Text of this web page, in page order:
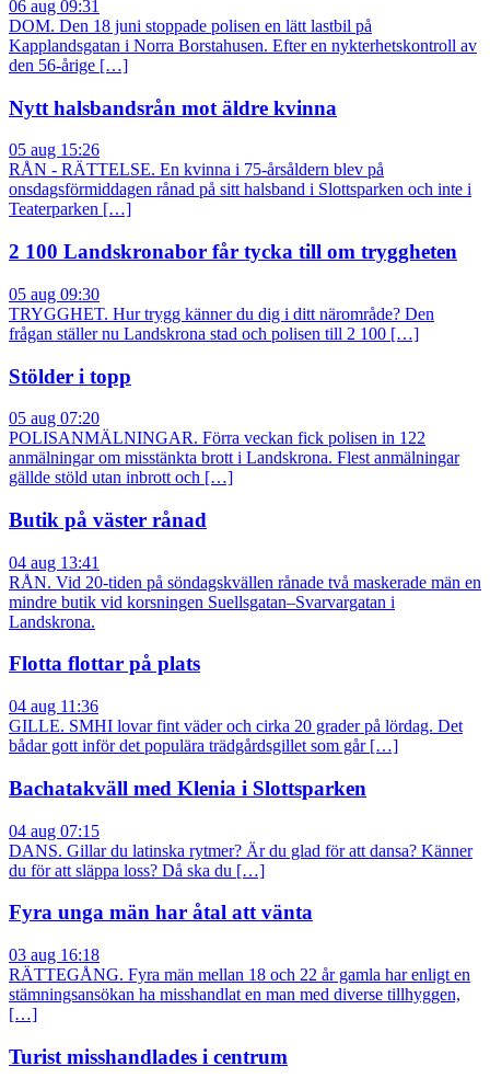
06 aug 09:31
DOM. Den 18 juni stoppade polisen en lätt lastbil på
Kapplandsgatan i Norra Borstahusen. Efter en nykterhetskontroll av
den 56-årige […]
Nytt halsbandsrån mot äldre kvinna
05 aug 15:26
RÅN - RÄTTELSE. En kvinna i 75-årsåldern blev på
onsdagsförmiddagen rånad på sitt halsband i Slottsparken och inte i
Teaterparken […]
2 100 Landskronabor får tycka till om tryggheten
05 aug 09:30
TRYGGHET. Hur trygg känner du dig i ditt närområde? Den
frågan ställer nu Landskrona stad och polisen till 2 100 […]
Stölder i topp
05 aug 07:20
POLISANMÄLNINGAR. Förra veckan fick polisen in 122
anmälningar om misstänkta brott i Landskrona. Flest anmälningar
gällde stöld utan inbrott och […]
Butik på väster rånad
04 aug 13:41
RÅN. Vid 20-tiden på söndagskvällen rånade två maskerade män en
mindre butik vid korsningen Suellsgatan–Svarvargatan i
Landskrona.
Flotta flottar på plats
04 aug 11:36
GILLE. SMHI lovar fint väder och cirka 20 grader på lördag. Det
bådar gott inför det populära trädgårdsgillet som går […]
Bachatakväll med Klenia i Slottsparken
04 aug 07:15
DANS. Gillar du latinska rytmer? Är du glad för att dansa? Känner
du för att släppa loss? Då ska du […]
Fyra unga män har åtal att vänta
03 aug 16:18
RÄTTEGÅNG. Fyra män mellan 18 och 22 år gamla har enligt en
stämningsansökan ha misshandlat en man med diverse tillhyggen,
[…]
Turist misshandlades i centrum